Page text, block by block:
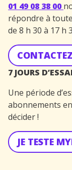
01 49 08 38 00
répondre à
de 8 h 30 à 17 h
7 JOURS
Une période
abonnements
décider !
JE TESTE